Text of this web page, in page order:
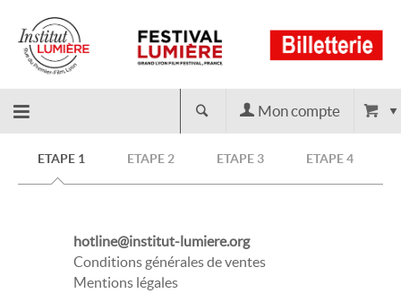
Retour
Mon compte
ETAPE 1 ETAPE 2 ETAPE 3 ETAPE 4
hotline@institut-lumiere.org
Conditions générales de ventes
Mentions légales